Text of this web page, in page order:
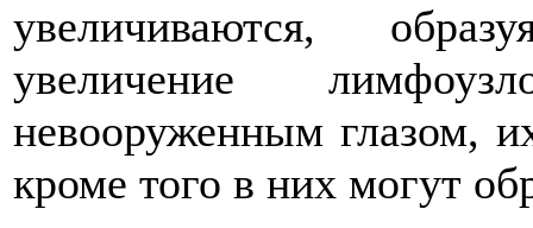
увеличиваются,
увеличение
невооруженным глазом,
кроме того в них могут